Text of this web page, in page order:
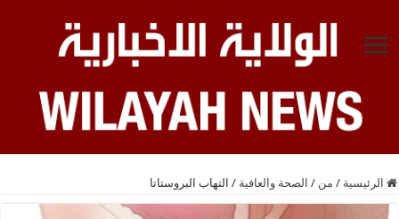
الرئيسية / من / الصحة والعافية / التهاب البروستاتا